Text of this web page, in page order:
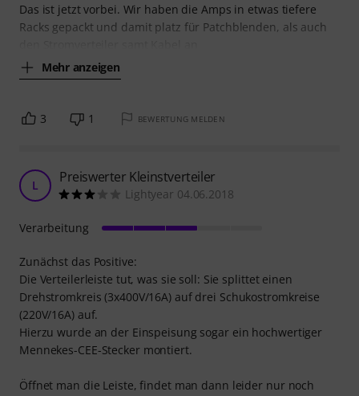
Das ist jetzt vorbei. Wir haben die Amps in etwas tiefere
Racks gepackt und damit platz für Patchblenden, als auch
Mehr anzeigen
3 1 BEWERTUNG MELDEN
L Preiswerter Kleinstverteiler
Lightyear 04.06.2018
Zunächst das Positive:
Die Verteilerleiste tut, was sie soll: Sie splittet einen
Drehstromkreis (3x400V/16A) auf drei Schukostromkreise
(220V/16A) auf.
Hierzu wurde an der Einspeisung sogar ein hochwertiger
Mennekes-CEE-Stecker montiert.
Öffnet man die Leiste, findet man dann leider nur noch
Verarbeitung